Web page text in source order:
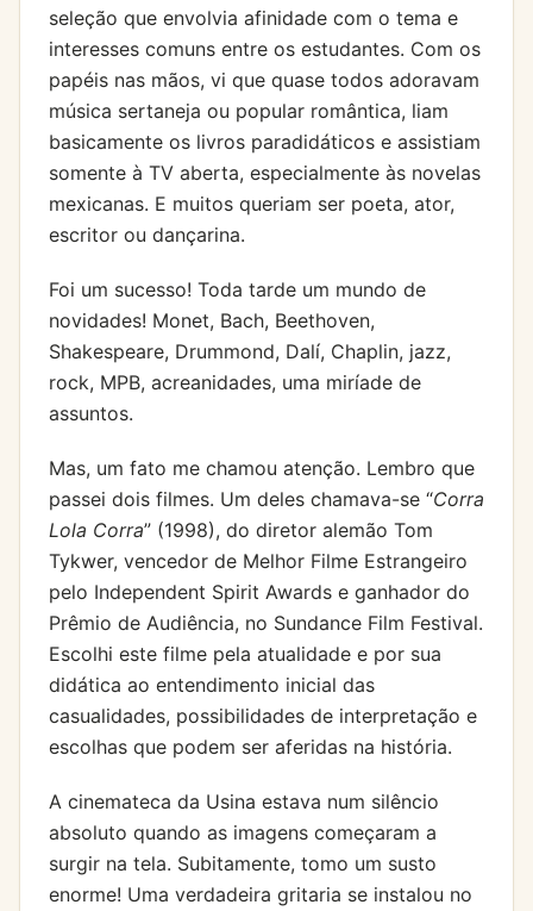
seleção que envolvia afinidade com o tema e
interesses comuns entre os estudantes. Com os
papéis nas mãos, vi que quase todos adoravam
música sertaneja ou popular romântica, liam
basicamente os livros paradidáticos e assistiam
somente à TV aberta, especialmente às novelas
mexicanas. E muitos queriam ser poeta, ator,
escritor ou dançarina.
Foi um sucesso! Toda tarde um mundo de
novidades! Monet, Bach, Beethoven,
Shakespeare, Drummond, Dalí, Chaplin, jazz,
rock, MPB, acreanidades, uma miríade de
assuntos.
Mas, um fato me chamou atenção. Lembro que
passei dois filmes. Um deles chamava-se “Corra
Lola Corra” (1998), do diretor alemão Tom
Tykwer, vencedor de Melhor Filme Estrangeiro
pelo Independent Spirit Awards e ganhador do
Prêmio de Audiência, no Sundance Film Festival.
Escolhi este filme pela atualidade e por sua
didática ao entendimento inicial das
casualidades, possibilidades de interpretação e
escolhas que podem ser aferidas na história.
A cinemateca da Usina estava num silêncio
absoluto quando as imagens começaram a
surgir na tela. Subitamente, tomo um susto
enorme! Uma verdadeira gritaria se instalou no